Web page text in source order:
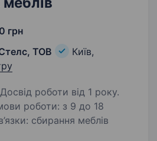
грн
ТОВ
Київ,
роботи від 1 року.
сбирання меблів